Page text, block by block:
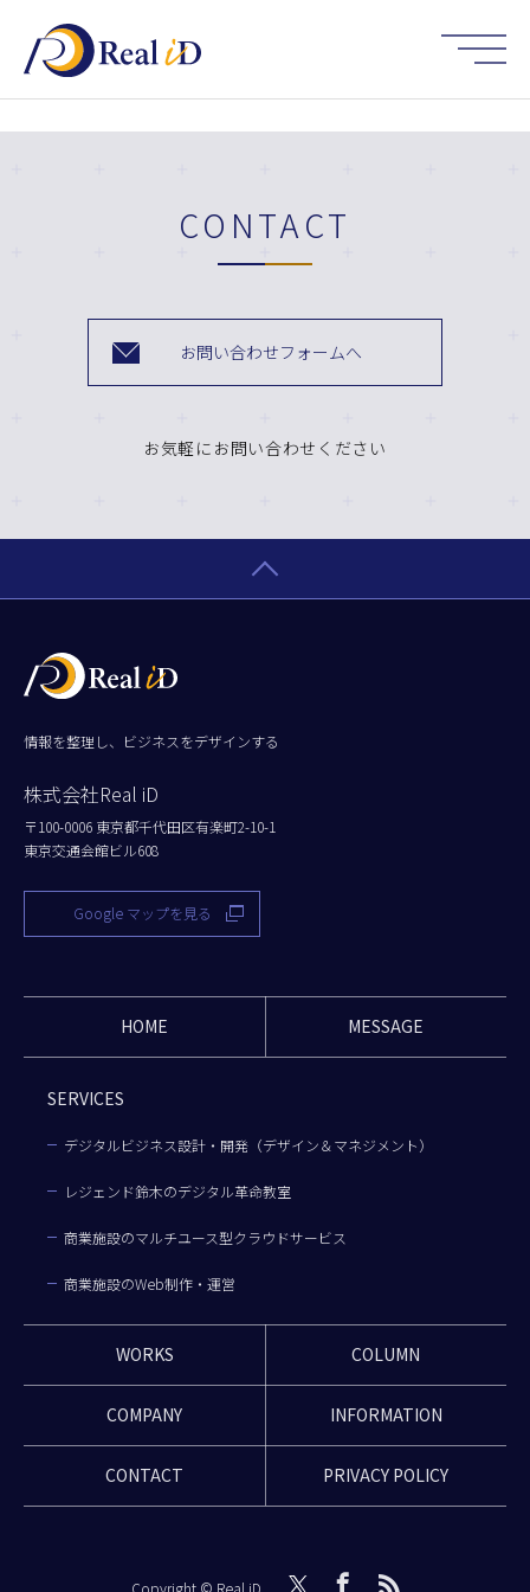
CONTACT
お問い合わせフォームへ
お気軽にお問い合わせください
情報を整理し、ビジネスをデザインする
株式会社Real iD
〒100-0006 東京都千代田区有楽町2-10-1
東京交通会館ビル608
Google マップを見る
HOME MESSAGE
SERVICES
デジタルビジネス設計・開発（デザイン＆マネジメント）
レジェンド鈴木のデジタル革命教室
商業施設のマルチユース型クラウドサービス
商業施設のWeb制作・運営
WORKS COLUMN
COMPANY INFORMATION
CONTACT PRIVACY POLICY
Copyright © Real iD